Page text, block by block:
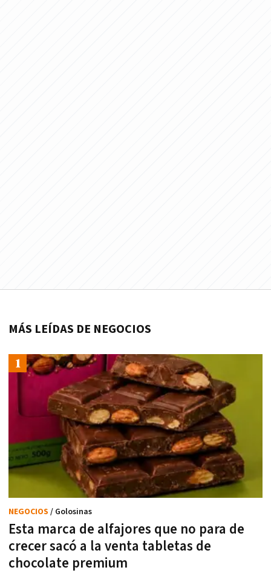
MÁS LEÍDAS DE NEGOCIOS
Esta marca de alfajores que no para de
crecer sacó a la venta tabletas de
chocolate premium
NEGOCIOS / Golosinas